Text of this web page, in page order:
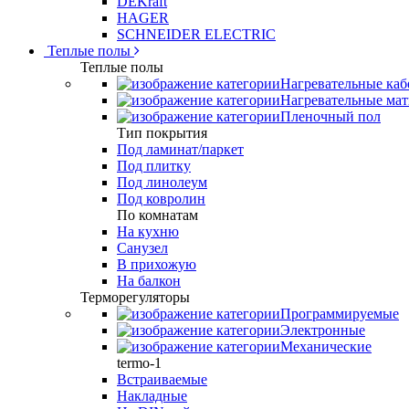
HAGER
SCHNEIDER ELECTRIC
Теплые полы
Теплые полы
Нагревательные
Нагревательные
Пленочный пол
Тип покрытия
Под ламинат/паркет
Под плитку
Под линолеум
Под ковролин
По комнатам
На кухню
Санузел
В прихожую
На балкон
Терморегуляторы
Программируемые
Электронные
Механические
termo-1
Встраиваемые
Накладные